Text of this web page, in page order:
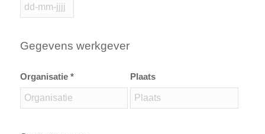
Gegevens werkgever
Organisatie * Plaats